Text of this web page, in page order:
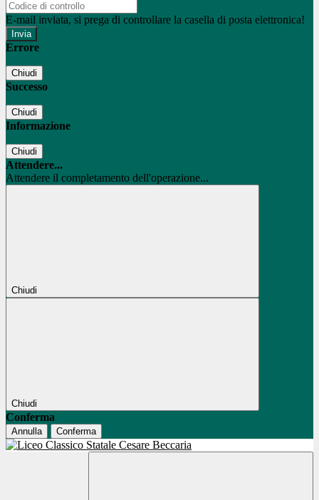
E-mail inviata, si prega di controllare la casella di posta elettronica!
Errore
Chiudi
Successo
Chiudi
Informazione
Chiudi
Attendere...
Attendere il completamento dell'operazione...
Chiudi
Chiudi
Conferma
Annulla Conferma